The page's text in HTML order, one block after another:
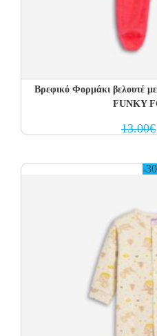
Βρεφικό Φορμάκι βελουτέ
FUNKY
13.00€
-